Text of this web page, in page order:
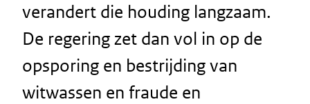
verandert die houding langzaam.
De regering zet dan vol in op de
opsporing en bestrijding van
witwassen en fraude en